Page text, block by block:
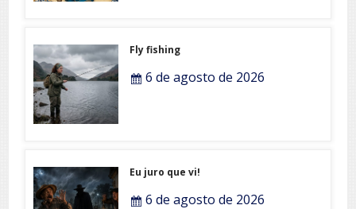
Fly fishing
6 de agosto de 2026
Eu juro que vi!
6 de agosto de 2026